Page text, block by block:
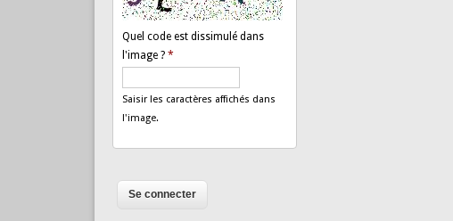
Quel code est dissimulé dans
l'image ? *
Saisir les caractères affichés dans
l'image.